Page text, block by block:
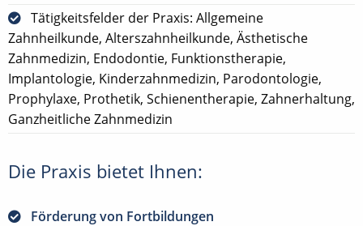
Tätigkeitsfelder der Praxis: Allgemeine
Zahnheilkunde, Alterszahnheilkunde, Ästhetische
Zahnmedizin, Endodontie, Funktionstherapie,
Implantologie, Kinderzahnmedizin, Parodontologie,
Prophylaxe, Prothetik, Schienentherapie, Zahnerhaltung,
Ganzheitliche Zahnmedizin
Die Praxis bietet Ihnen:
Förderung von Fortbildungen